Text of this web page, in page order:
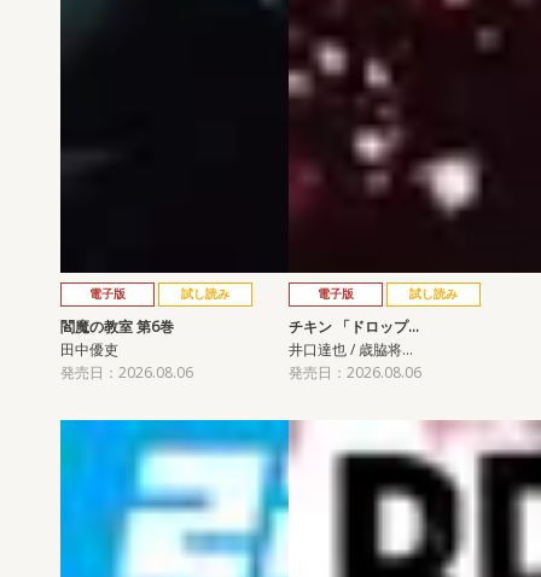
電子版 試し読み
閻魔の教室 第6巻
田中優吏
発売日：2026.08.06
電子版 試し読み
チキン 「ドロップ…
井口達也 / 歳脇将…
発売日：2026.08.06